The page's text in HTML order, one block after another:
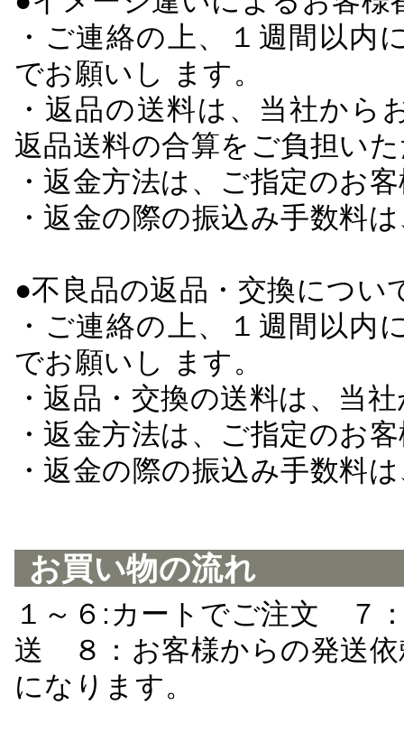
・ご連絡の上、１週間以
でお願いし ます。
・返品の送料は、当社か
返品送料の合算をご負担い
・返金方法は、ご指定のお
・返金の際の振込み手数料
●不良品の返品・交換につい
・ご連絡の上、１週間以
でお願いし ます。
・返品・交換の送料は、当
・返金方法は、ご指定のお
・返金の際の振込み手数料
お買い物の流れ
１～６:カートでご注文 ７
送 ８：お客様からの発送
になります。